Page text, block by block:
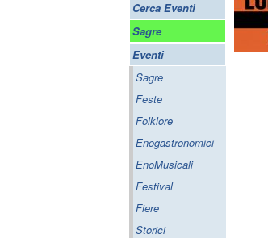
Cerca Eventi
Sagre
Eventi
Sagre
Feste
Folklore
Enogastronomici
EnoMusicali
Festival
Fiere
Storici